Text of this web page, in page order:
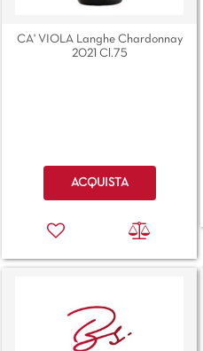
CA' VIOLA Langhe Chardonnay
2021 Cl.75
Quantità
ACQUISTA